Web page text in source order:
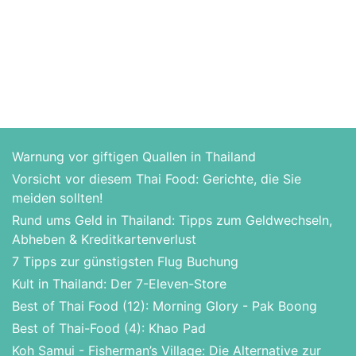
Warnung vor giftigen Quallen in Thailand
Vorsicht vor diesem Thai Food: Gerichte, die Sie
meiden sollten!
Rund ums Geld in Thailand: Tipps zum Geldwechseln,
Abheben & Kreditkartenverlust
7 Tipps zur günstigsten Flug Buchung
Kult in Thailand: Der 7-Eleven-Store
Best of Thai Food (12): Morning Glory - Pak Boong
Best of Thai-Food (4): Khao Pad
Koh Samui - Fisherman’s Village: Die Alternative zur